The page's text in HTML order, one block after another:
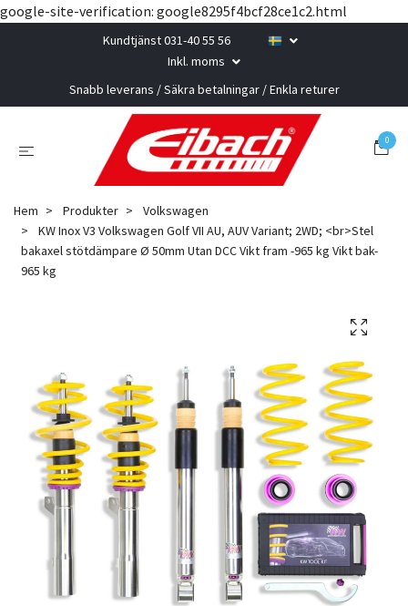
google-site-verification: google8295f4bcf28ce1c2.html
Kundtjänst 031-40 55 56
Inkl. moms
Snabb leverans / Säkra betalningar / Enkla returer
0
Hem Produkter
Volkswagen
KW Inox V3 Volkswagen Golf VII AU, AUV Variant; 2WD; <br>Stel
bakaxel stötdämpare Ø 50mm Utan DCC Vikt fram -965 kg Vikt bak-
965 kg